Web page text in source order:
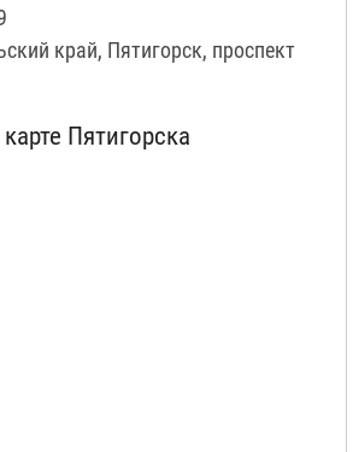
край, Пятигорск, проспект
Пятигорска